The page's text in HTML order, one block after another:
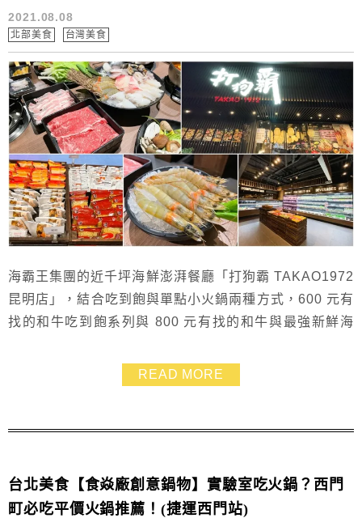
2021.08.08
北部美食 台灣美食
海霸王集團的近千坪海鮮澎湃餐廳「打狗霸 TAKAO1972
昆明店」，結合吃到飽與單點小火鍋兩種方式，600 元有
找的和牛吃到飽系列與 800 元有找的和牛與最強新鮮海
晚超級美燈光閃閃，根本是豪宅氣場，更是西門町公司或
朋友聚餐很值得推薦的地方！
READ MORE
台北美食【食焱廠創意鍋物】實驗室吃火鍋？西門
町必吃平價火鍋推薦！(捷運西門站)